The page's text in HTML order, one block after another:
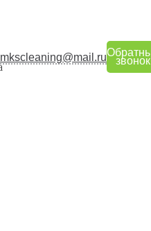
mkscleaning@mail.ru звонок